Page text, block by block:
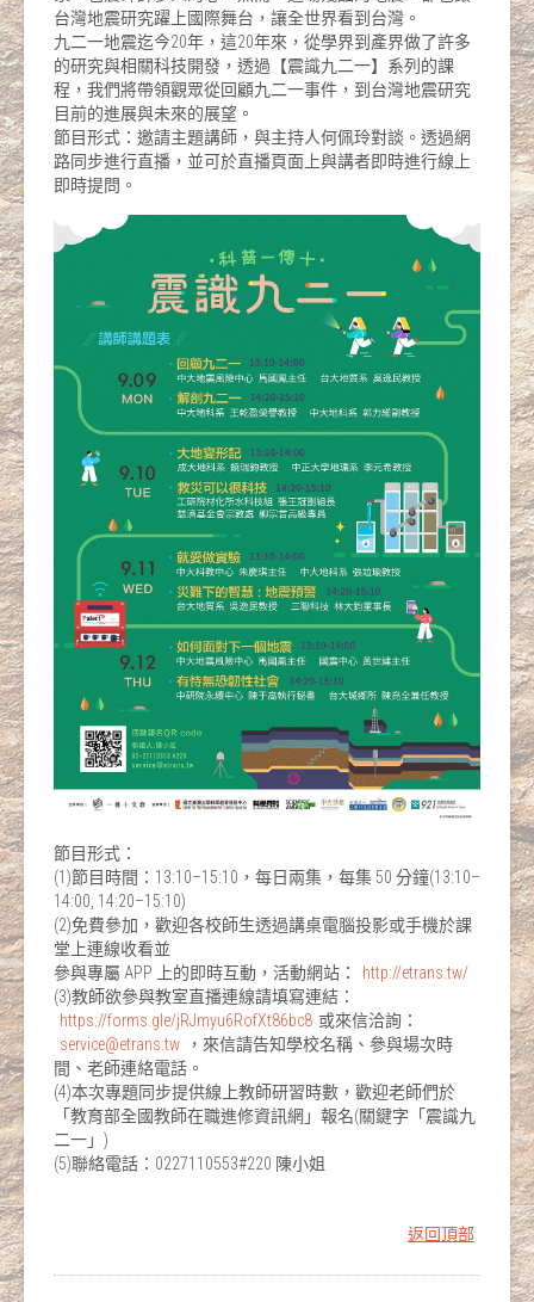
台灣地震研究躍上國際舞台，讓全世界看到台灣。
九二一地震迄今20年，這20年來，從學界到產界做了許多
的研究與相關科技開發，透過【震識九二一】系列的課
程，我們將帶領觀眾從回顧九二一事件，到台灣地震研究
目前的進展與未來的展望。
節目形式：邀請主題講師，與主持人何佩玲對談。透過網
路同步進行直播，並可於直播頁面上與講者即時進行線上
即時提問。
節目形式：
(1)節目時間：13:10–15:10，每日兩集，每集 50 分鐘(13:10–
14:00, 14:20–15:10)
(2)免費參加，歡迎各校師生透過講桌電腦投影或手機於課
堂上連線收看並
參與專屬 APP 上的即時互動，活動網站：
http://etrans.tw/
(3)教師欲參與教室直播連線請填寫連結：
https://forms.gle/jRJmyu6RofXt86bc8 或來信洽詢：
service@etrans.tw
，來信請告知學校名稱、參與場次時
間、老師連絡電話。
(4)本次專題同步提供線上教師研習時數，歡迎老師們於
「教育部全國教師在職進修資訊網」報名(關鍵字「震識九
二一」)
(5)聯絡電話：0227110553#220 陳小姐
返回頂部